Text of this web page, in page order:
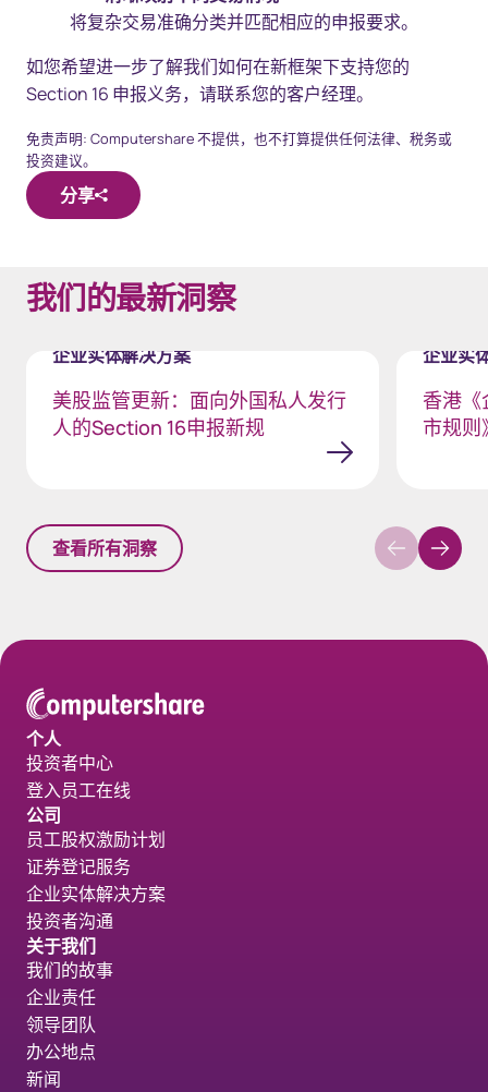
将复杂交易准确分类并匹配相应的申报要求。
如您希望进一步了解我们如何在新框架下支持您的
Section 16 申报义务，请联系您的客户经理。
免责声明: Computershare 不提供，也不打算提供任何法律、税务或
投资建议。
分享
我们的最新洞察
企业实体解决方案
美股监管更新：面向外国私人发行
人的Section 16申报新规
企业实
香港《
市规则
查看所有洞察
个人
投资者中心
登入员工在线
公司
员工股权激励计划
证券登记服务
企业实体解决方案
投资者沟通
关于我们
我们的故事
企业责任
领导团队
办公地点
新闻